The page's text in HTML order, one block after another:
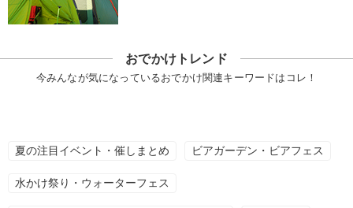
おでかけトレンド
今みんなが気になっているおでかけ関連キーワードはコレ！
夏の注目イベント・催しまとめ ビアガーデン・ビアフェス
水かけ祭り・ウォーターフェス